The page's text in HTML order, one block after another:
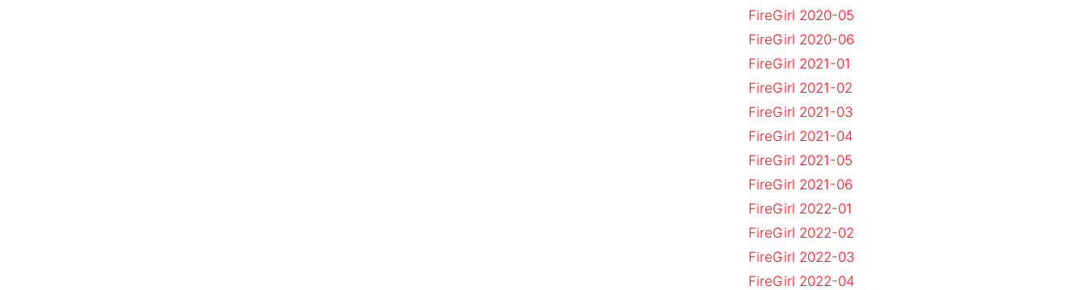
FireGirl 2020-05
FireGirl 2020-06
FireGirl 2021-01
FireGirl 2021-02
FireGirl 2021-03
FireGirl 2021-04
FireGirl 2021-05
FireGirl 2021-06
FireGirl 2022-01
FireGirl 2022-02
FireGirl 2022-03
FireGirl 2022-04